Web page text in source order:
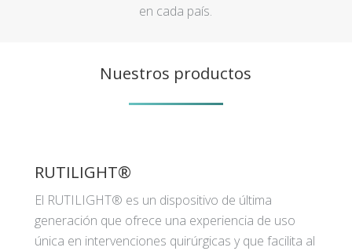
en cada país.
Nuestros productos
RUTILIGHT®
El RUTILIGHT® es un dispositivo de última
generación que ofrece una experiencia de uso
única en intervenciones quirúrgicas y que facilita al